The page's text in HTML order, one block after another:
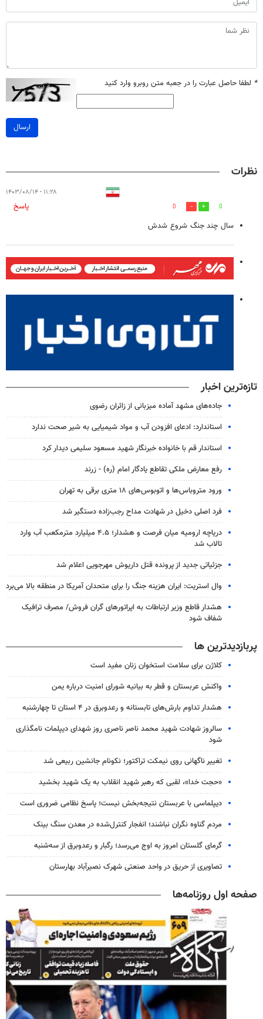
* لطفا حاصل عبارت را در جعبه متن روبرو وارد کنید
ارسال
نظرات
۱۱:۲۸ - ۱۴۰۳/۰۸/۱۴
0
0
پاسخ
سال چند جنگ شروع شدش
تازه‌ترین اخبار
جاده‌های مشهد آماده میزبانی از زائران رضوی
استاندارد: ادعای افزودن آب و مواد شیمیایی به شیر صحت ندارد
استاندار قم با خانواده خبرنگار شهید مسعود سلیمی دیدار کرد
رفع معارض ملکی تقاطع یادگار امام (ره) - زرند
ورود متروباس‌ها و اتوبوس‌های ۱۸ متری برقی به تهران
فرد اصلی دخیل در شهادت مداح رجب‌زاده دستگیر شد
دریاچه ارومیه میان فرصت و هشدار؛ ۴.۵ میلیارد مترمکعب آب وارد
تالاب شد
جزئیاتی جدید از پرونده قتل داریوش مهرجویی اعلام شد
وال استریت: ایران هزینه جنگ را برای متحدان آمریکا در منطقه بالا می‌برد
هشدار قاطع وزیر ارتباطات به اپراتورهای گران فروش/ مصرف ترافیک
شفاف شود
پربازدیدترین ها
کلاژن برای سلامت استخوان زنان مفید است
واکنش عربستان و قطر به بیانیه شورای امنیت درباره یمن
هشدار تداوم بارش‌های تابستانه و رعدوبرق در ۴ استان تا چهارشنبه
سالروز شهادت شهید محمد ناصر ناصری روز شهدای دیپلمات نامگذاری
شود
تغییر ناگهانی روی نیمکت تراکتور؛ نکونام جانشین ربیعی شد
«حجت خدا»، لقبی که رهبر شهید انقلاب به یک شهید بخشید
دیپلماسی با عربستان نتیجه‌بخش نیست؛ پاسخ نظامی ضروری است
مردم گناوه نگران نباشند؛ انفجار کنترل‌شده در معدن سنگ بینک
گرمای گلستان امروز به اوج می‌رسد؛ رگبار و رعدوبرق از سه‌شنبه
تصاویری از حریق در واحد صنعتی شهرک نصیرآباد بهارستان
صفحه اول روزنامه‌ها